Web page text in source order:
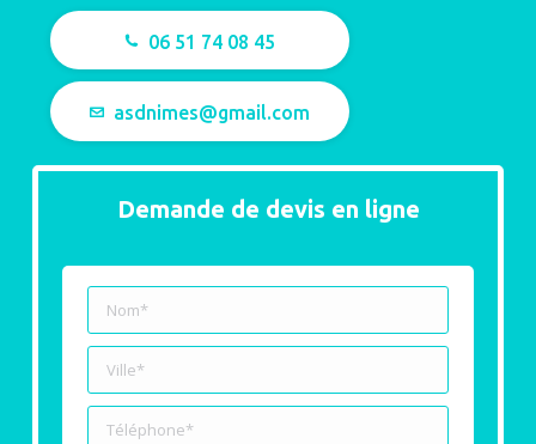
06 51 74 08 45
asdnimes@gmail.com
Demande de devis en ligne